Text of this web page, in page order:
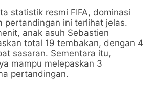
statistik resmi FIFA, dominasi
pertandingan ini terlihat jelas.
anak asuh Sebastien
total 19 tembakan, dengan 4
sasaran. Sementara itu,
mampu melepaskan 3
pertandingan.